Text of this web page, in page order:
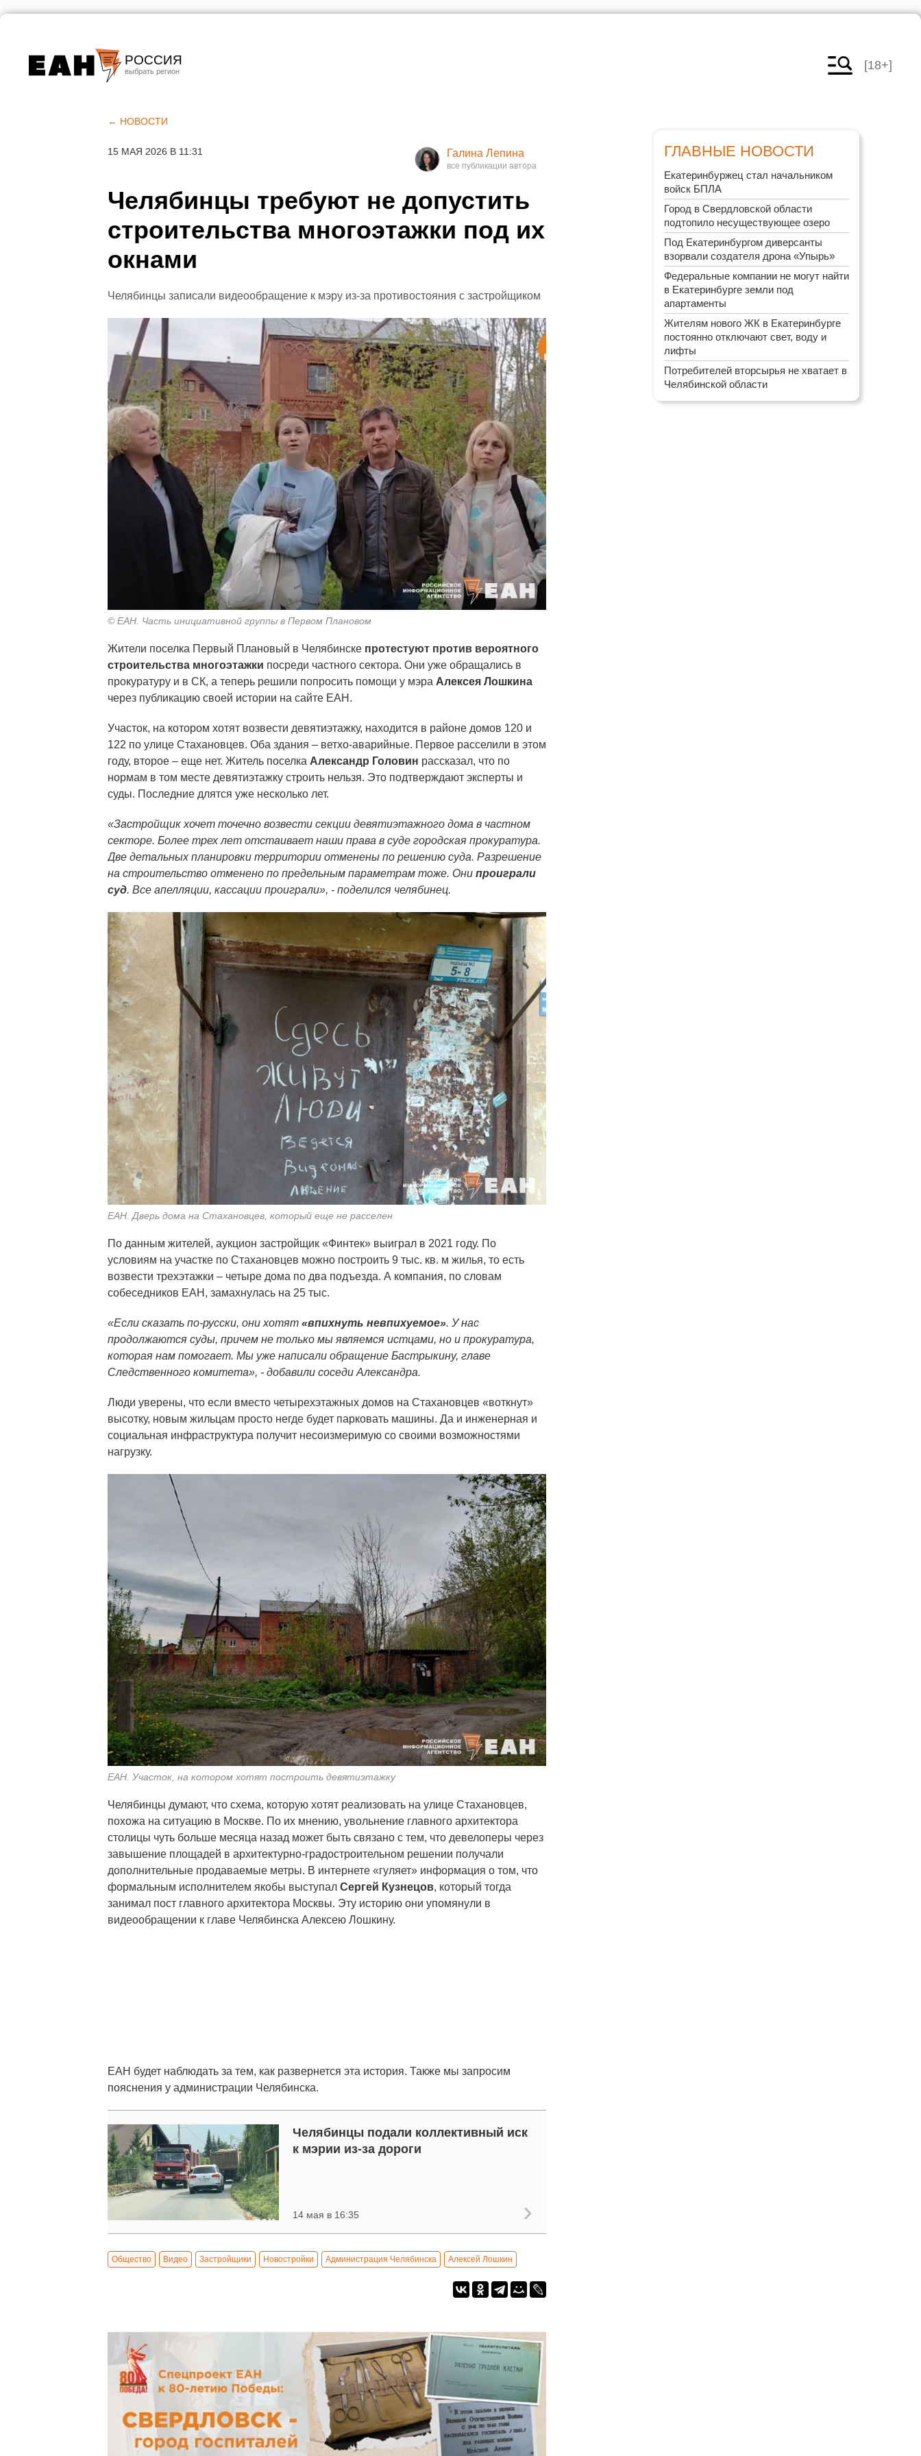
РОССИЯ
Челябинск
[18+]
← НОВОСТИ
15 МАЯ 2026 В 11:31 Галина Лепина
Челябинцы требуют не допустить
строительства многоэтажки под их
окнами
Челябинцы записали видеообращение к мэру из-за противостояния с застройщиком
© ЕАН. Часть инициативной группы в Первом Плановом
Жители поселка Первый Плановый в Челябинске протестуют против вероятного
строительства многоэтажки посреди частного сектора. Они уже обращались в
прокуратуру и в СК, а теперь решили попросить помощи у мэра Алексея Лошкина
через публикацию своей истории на сайте ЕАН.
Участок, на котором хотят возвести девятиэтажку, находится в районе домов 120 и
122 по улице Стахановцев. Оба здания – ветхо-аварийные. Первое расселили в этом
году, второе – еще нет. Житель поселка Александр Головин рассказал, что по
нормам в том месте девятиэтажку строить нельзя. Это подтверждают эксперты и
суды. Последние длятся уже несколько лет.
«Застройщик хочет точечно возвести секции девятиэтажного дома в частном
секторе. Более трех лет отстаивает наши права в суде городская прокуратура.
Две детальных планировки территории отменены по решению суда. Разрешение
на строительство отменено по предельным параметрам тоже. Они проиграли
суд. Все апелляции, кассации проиграли», - поделился челябинец.
ЕАН. Дверь дома на Стахановцев, который еще не расселен
По данным жителей, аукцион застройщик «Финтек» выиграл в 2021 году. По
условиям на участке по Стахановцев можно построить 9 тыс. кв. м жилья, то есть
возвести трехэтажки – четыре дома по два подъезда. А компания, по словам
собеседников ЕАН, замахнулась на 25 тыс.
«Если сказать по-русски, они хотят «впихнуть невпихуемое». У нас
продолжаются суды, причем не только мы являемся истцами, но и прокуратура,
которая нам помогает. Мы уже написали обращение Бастрыкину, главе
Следственного комитета», - добавили соседи Александра.
Люди уверены, что если вместо четырехэтажных домов на Стахановцев «воткнут»
высотку, новым жильцам просто негде будет парковать машины. Да и инженерная и
социальная инфраструктура получит несоизмеримую со своими возможностями
нагрузку.
ЕАН. Участок, на котором хотят построить девятиэтажку
Челябинцы думают, что схема, которую хотят реализовать на улице Стахановцев,
похожа на ситуацию в Москве. По их мнению, увольнение главного архитектора
столицы чуть больше месяца назад может быть связано с тем, что девелоперы через
завышение площадей в архитектурно-градостроительном решении получали
дополнительные продаваемые метры. В интернете «гуляет» информация о том, что
формальным исполнителем якобы выступал Сергей Кузнецов, который тогда
занимал пост главного архитектора Москвы. Эту историю они упомянули в
видеообращении к главе Челябинска Алексею Лошкину.
ЕАН будет наблюдать за тем, как развернется эта история. Также мы запросим
пояснения у администрации Челябинска.
Челябинцы подали коллективный иск
к мэрии из-за дороги
14 мая в 16:35
Общество Видео Застройщики Новостройки Администрация Челябинска Алексей Лошкин
ГЛАВНЫЕ НОВОСТИ
Екатеринбуржец стал начальником
войск БПЛА
Город в Свердловской области
подтопило несуществующее озеро
Под Екатеринбургом диверсанты
взорвали создателя дрона «Упырь»
Федеральные компании не могут найти
в Екатеринбурге земли под
апартаменты
Жителям нового ЖК в Екатеринбурге
постоянно отключают свет, воду и
лифты
Потребителей вторсырья не хватает в
Челябинской области